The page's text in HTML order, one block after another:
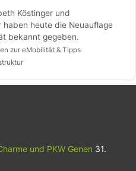
Köstinger und
heute die Neuauflage
bekannt gegeben.
zur eMobilität & Tipps
und PKW Genen 31.